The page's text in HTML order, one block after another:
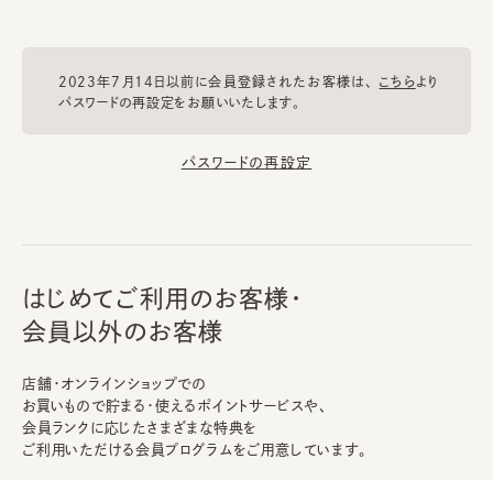
2023年7月14日以前に会員登録されたお客様は、 こちらより
パスワードの再設定をお願いいたします。
パスワードの再設定
はじめてご利用のお客様・
会員以外のお客様
店舗・オンラインショップでの
お買いもので貯まる・使えるポイントサービスや、
会員ランクに応じたさまざまな特典を
ご利用いただける会員プログラムをご用意しています。